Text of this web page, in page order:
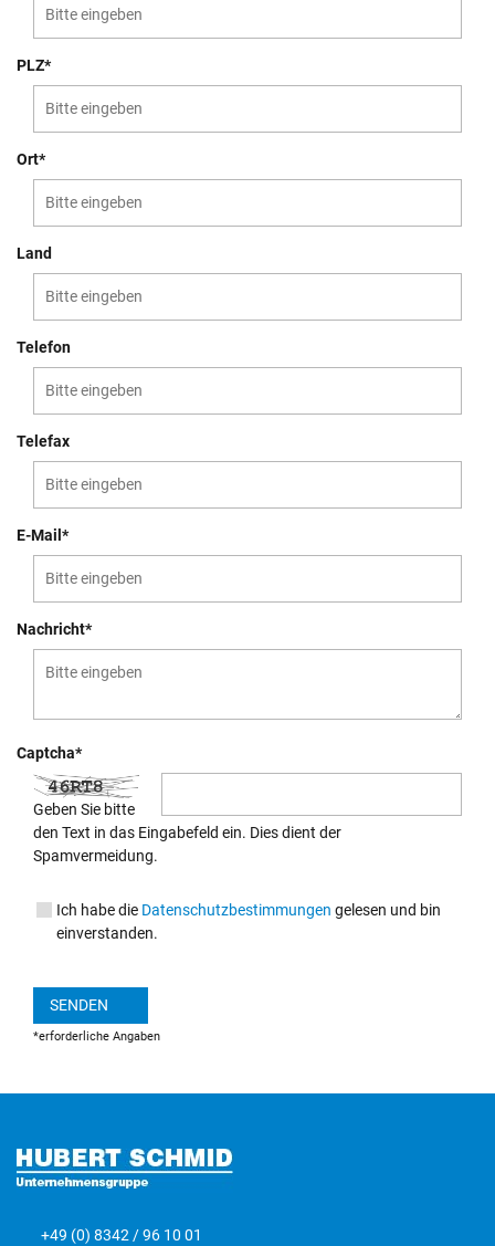
PLZ*
Ort*
Land
Telefon
Telefax
E-Mail*
Nachricht*
Captcha*
Geben Sie bitte
den Text in das Eingabefeld ein. Dies dient der
Spamvermeidung.
Ich habe die Datenschutzbestimmungen gelesen und bin
einverstanden.
SENDEN
*erforderliche Angaben
+49 (0) 8342 / 96 10 01